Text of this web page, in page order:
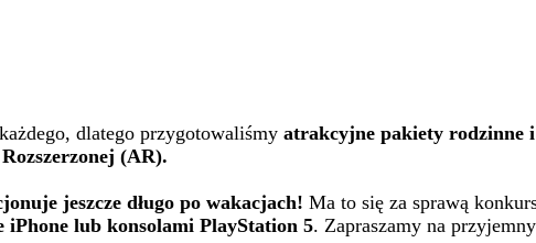
dlatego przygotowaliśmy atrakcyjne pakiety rodzinne
(AR).
jeszcze długo po wakacjach! Ma to się za sprawą
lub konsolami PlayStation 5. Zapraszamy na